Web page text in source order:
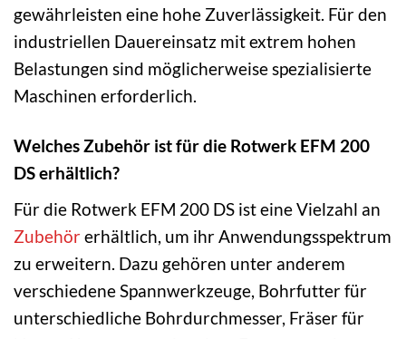
gewährleisten eine hohe Zuverlässigkeit. Für den
industriellen Dauereinsatz mit extrem hohen
Belastungen sind möglicherweise spezialisierte
Maschinen erforderlich.
Welches Zubehör ist für die Rotwerk EFM 200
DS erhältlich?
Für die Rotwerk EFM 200 DS ist eine Vielzahl an
Zubehörerhältlich, um ihr Anwendungsspektrum
zu erweitern. Dazu gehören unter anderem
verschiedene Spannwerkzeuge, Bohrfutter für
unterschiedliche Bohrdurchmesser, Fräser für